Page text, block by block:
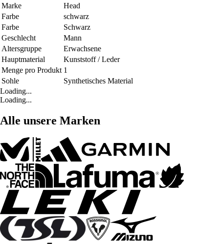
Marke
Head
Farbe
schwarz
Farbe
Schwarz
Geschlecht
Mann
Altersgruppe
Erwachsene
Hauptmaterial
Kunststoff / Leder
Menge pro Produkt 1
Sohle
Synthetisches Material
Loading...
Loading...
Alle unsere Marken